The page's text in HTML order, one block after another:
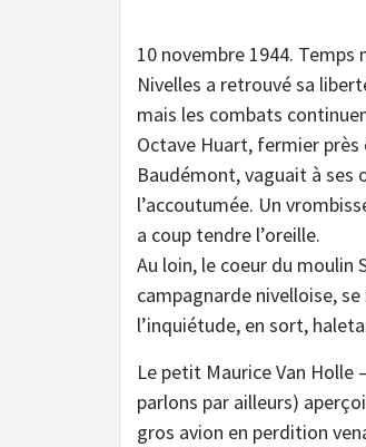
10 novembre 1944. Temps
Nivelles a retrouvé sa
mais les combats
Octave Huart, fermier près
Baudémont, vaguait à ses
l’accoutumée. Un
a coup tendre l’oreille.
Au loin, le coeur du moulin
campagnarde nivelloise,
l’inquiétude, en sort,
Le petit Maurice Van
parlons par ailleurs)
gros avion en perdition